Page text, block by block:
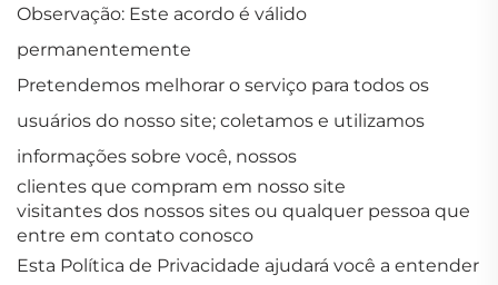
Observação: Este acordo é válido
permanentemente
Pretendemos melhorar o serviço para todos os
usuários do nosso site; coletamos e utilizamos
informações sobre você, nossos
clientes que compram em nosso site
visitantes dos nossos sites ou qualquer pessoa que
entre em contato conosco
Esta Política de Privacidade ajudará você a entender